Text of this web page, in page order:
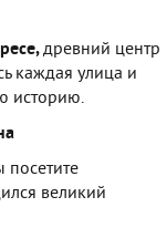
древний центр
каждая улица и
историю.
великий